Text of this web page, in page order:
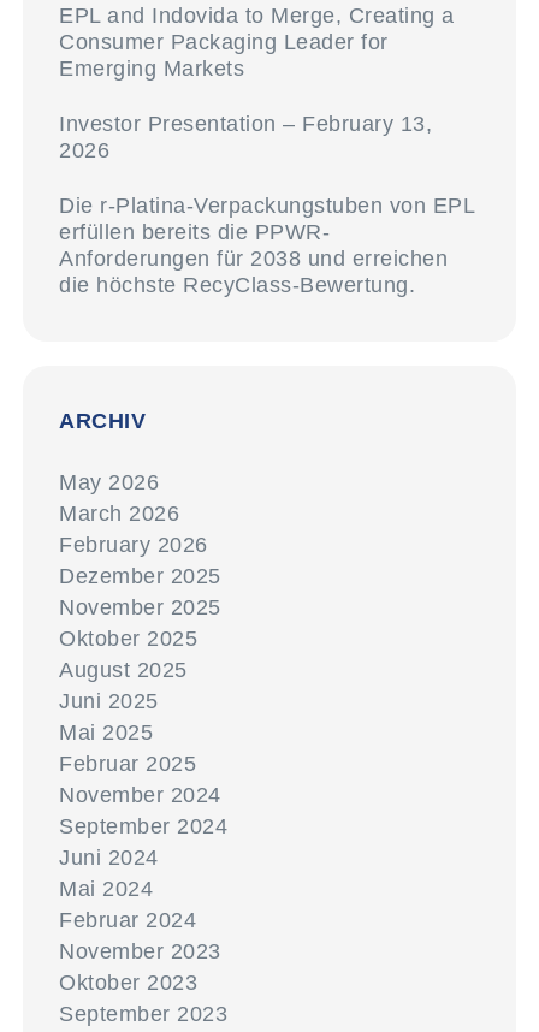
EPL and Indovida to Merge, Creating a
Consumer Packaging Leader for
Emerging Markets
Investor Presentation – February 13,
2026
Die r-Platina-Verpackungstuben von EPL
erfüllen bereits die PPWR-
Anforderungen für 2038 und erreichen
die höchste RecyClass-Bewertung.
ARCHIV
May 2026
March 2026
February 2026
Dezember 2025
November 2025
Oktober 2025
August 2025
Juni 2025
Mai 2025
Februar 2025
November 2024
September 2024
Juni 2024
Mai 2024
Februar 2024
November 2023
Oktober 2023
September 2023